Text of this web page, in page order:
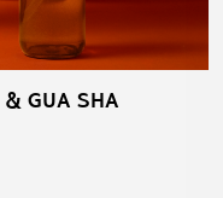
& GUA SHA